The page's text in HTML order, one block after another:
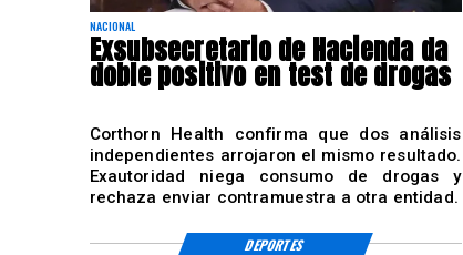
NACIONAL
Exsubsecretario de Hacienda da
doble positivo en test de drogas
Corthorn Health confirma que dos análisis
independientes arrojaron el mismo resultado.
Exautoridad niega consumo de drogas y
rechaza enviar contramuestra a otra entidad.
DEPORTES